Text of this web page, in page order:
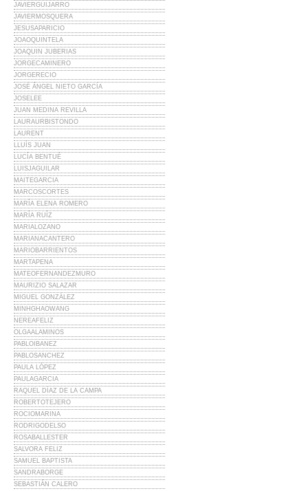
JAVIERGUIJARRO
JAVIERMOSQUERA
JESUSAPARICIO
JOAOQUINTELA
JOAQUIN JUBERIAS
JORGECAMINERO
JORGERECIO
JOSÉ ÁNGEL NIETO GARCÍA
JOSELEE
JUAN MEDINA REVILLA
LAURAURBISTONDO
LAURENT
LLUÍS JUAN
LUCÍA BENTUÉ
LUISJAGUILAR
MAITEGARCIA
MARCOSCORTES
MARÍA ELENA ROMERO
MARÍA RUÍZ
MARIALOZANO
MARIANACANTERO
MARIOBARRIENTOS
MARTAPENA
MATEOFERNANDEZMURO
MAURIZIO SALAZAR
MIGUEL GONZÁLEZ
MINHGHAOWANG
NEREAFELIZ
OLGAALAMINOS
PABLOIBANEZ
PABLOSANCHEZ
PAULA LÓPEZ
PAULAGARCIA
RAQUEL DÍAZ DE LA CAMPA
ROBERTOTEJERO
ROCIOMARINA
RODRIGODELSO
ROSABALLESTER
SALVORA FELIZ
SAMUEL BAPTISTA
SANDRABORGE
SEBASTIÁN CALERO